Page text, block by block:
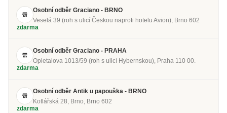
Osobní odběr Graciano - BRNO
Veselá 39 (roh s ulicí Českou naproti hotelu Avion), Brno 602
zdarma
Osobní odběr Graciano - PRAHA
Opletalova 1013/59 (roh s ulicí Hybernskou), Praha 110 00.
zdarma
Osobní odběr Antik u papouška - BRNO
Kotlářská 28, Brno, Brno 602
zdarma